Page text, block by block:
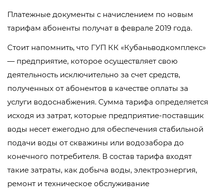
Платежные документы с начислением по новым
тарифам абоненты получат в феврале 2019 года.
Стоит напомнить, что ГУП КК «Кубаньводкомплекс»
— предприятие, которое осуществляет свою
деятельность исключительно за счет средств,
полученных от абонентов в качестве оплаты за
услуги водоснабжения. Сумма тарифа определяется
исходя из затрат, которые предприятие-поставщик
воды несет ежегодно для обеспечения стабильной
подачи воды от скважины или водозабора до
конечного потребителя. В состав тарифа входят
такие затраты, как добыча воды, электроэнергия,
ремонт и техническое обслуживание